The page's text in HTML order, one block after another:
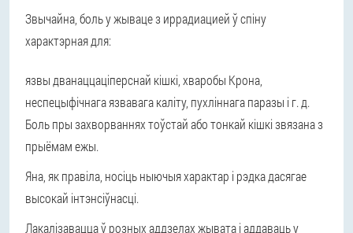
Звычайна, боль у жываце з иррадиацией ў спіну
характэрная для:
язвы дванаццаціперснай кішкі, хваробы Крона,
неспецыфічнага язвавага каліту, пухліннага паразы і г. д.
Боль пры захворваннях тоўстай або тонкай кішкі звязана з
прыёмам ежы.
Яна, як правіла, носіць ныючыя характар і рэдка дасягае
высокай інтэнсіўнасці.
Лакалізавацца ў розных аддзелах жывата і аддаваць у